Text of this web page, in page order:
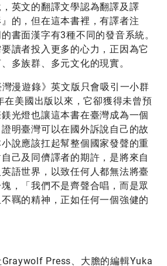
英文的翻譯文學認為翻譯及譯
的，但在這本書裡，有譯者注
書面漢字有3種不同的發音系統。
讀者投入更多的心力，正因為它
多族群、多元文化的現實。
漫遊錄》英文版只會吸引一小群
在美國出版以來，它卻獲得未曾預
光燈也讓這本書在臺灣成為一個
明臺灣可以在國外訴說自己的故
說應該扛起幫整個國家發聲的重
己及同儕譯者的期許，是將來自
語世界，以致任何人都無法將臺
，「我們不是齊聲合唱，而是眾
羈的精神，正如任何一個強健的
Press、大膽的編輯Yuka